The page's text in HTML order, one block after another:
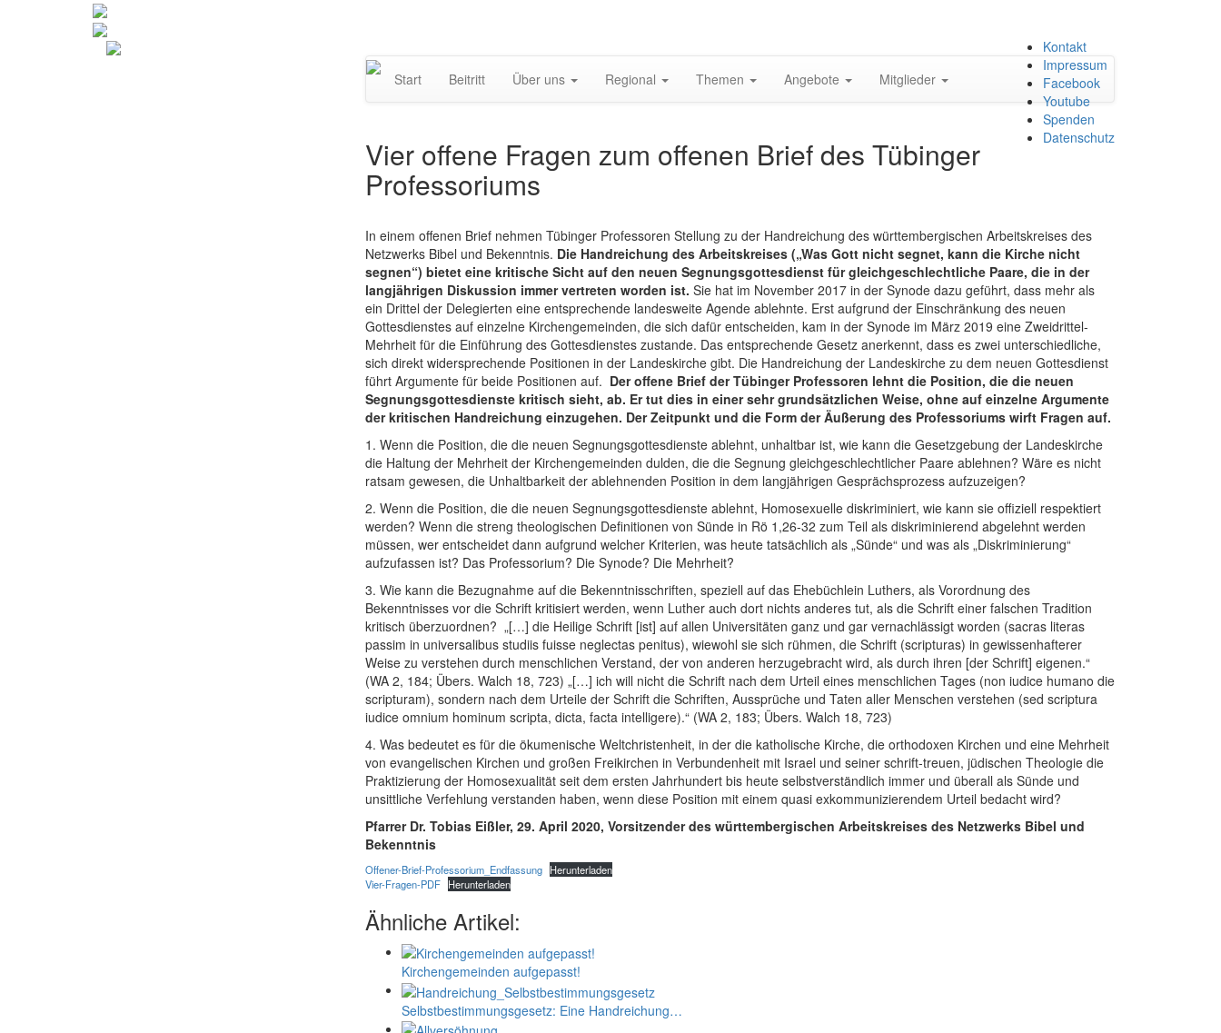
springen
Kontakt
Impressum
Facebook
Youtube
Spenden
Datenschutz
Navigation
umschalten
Start Beitritt Über uns Regional Themen Angebote Mitglieder
Vier offene Fragen zum offenen Brief des Tübinger
Professoriums
In einem offenen Brief nehmen Tübinger Professoren Stellung zu der Handreichung des württembergischen Arbeitskreises des
Netzwerks Bibel und Bekenntnis. Die Handreichung des Arbeitskreises („Was Gott nicht segnet, kann die Kirche nicht
segnen“) bietet eine kritische Sicht auf den neuen Segnungsgottesdienst für gleichgeschlechtliche Paare, die in der
langjährigen Diskussion immer vertreten worden ist. Sie hat im November 2017 in der Synode dazu geführt, dass mehr als
ein Drittel der Delegierten eine entsprechende landesweite Agende ablehnte. Erst aufgrund der Einschränkung des neuen
Gottesdienstes auf einzelne Kirchengemeinden, die sich dafür entscheiden, kam in der Synode im März 2019 eine Zweidrittel-
Mehrheit für die Einführung des Gottesdienstes zustande. Das entsprechende Gesetz anerkennt, dass es zwei unterschiedliche,
sich direkt widersprechende Positionen in der Landeskirche gibt. Die Handreichung der Landeskirche zu dem neuen Gottesdienst
führt Argumente für beide Positionen auf. Der offene Brief der Tübinger Professoren lehnt die Position, die die neuen
Segnungsgottesdienste kritisch sieht, ab. Er tut dies in einer sehr grundsätzlichen Weise, ohne auf einzelne Argumente
der kritischen Handreichung einzugehen. Der Zeitpunkt und die Form der Äußerung des Professoriums wirft Fragen auf.
1. Wenn die Position, die die neuen Segnungsgottesdienste ablehnt, unhaltbar ist, wie kann die Gesetzgebung der Landeskirche
die Haltung der Mehrheit der Kirchengemeinden dulden, die die Segnung gleichgeschlechtlicher Paare ablehnen? Wäre es nicht
ratsam gewesen, die Unhaltbarkeit der ablehnenden Position in dem langjährigen Gesprächsprozess aufzuzeigen?
2. Wenn die Position, die die neuen Segnungsgottesdienste ablehnt, Homosexuelle diskriminiert, wie kann sie offiziell respektiert
werden? Wenn die streng theologischen Definitionen von Sünde in Rö 1,26-32 zum Teil als diskriminierend abgelehnt werden
müssen, wer entscheidet dann aufgrund welcher Kriterien, was heute tatsächlich als „Sünde“ und was als „Diskriminierung“
aufzufassen ist? Das Professorium? Die Synode? Die Mehrheit?
3. Wie kann die Bezugnahme auf die Bekenntnisschriften, speziell auf das Ehebüchlein Luthers, als Vorordnung des
Bekenntnisses vor die Schrift kritisiert werden, wenn Luther auch dort nichts anderes tut, als die Schrift einer falschen Tradition
kritisch überzuordnen? „[…] die Heilige Schrift [ist] auf allen Universitäten ganz und gar vernachlässigt worden (sacras literas
passim in universalibus studiis fuisse neglectas penitus), wiewohl sie sich rühmen, die Schrift (scripturas) in gewissenhafterer
Weise zu verstehen durch menschlichen Verstand, der von anderen herzugebracht wird, als durch ihren [der Schrift] eigenen.“
(WA 2, 184; Übers. Walch 18, 723) „[…] ich will nicht die Schrift nach dem Urteil eines menschlichen Tages (non iudice humano die
scripturam), sondern nach dem Urteile der Schrift die Schriften, Aussprüche und Taten aller Menschen verstehen (sed scriptura
iudice omnium hominum scripta, dicta, facta intelligere).“ (WA 2, 183; Übers. Walch 18, 723)
4. Was bedeutet es für die ökumenische Weltchristenheit, in der die katholische Kirche, die orthodoxen Kirchen und eine Mehrheit
von evangelischen Kirchen und großen Freikirchen in Verbundenheit mit Israel und seiner schrift-treuen, jüdischen Theologie die
Praktizierung der Homosexualität seit dem ersten Jahrhundert bis heute selbstverständlich immer und überall als Sünde und
unsittliche Verfehlung verstanden haben, wenn diese Position mit einem quasi exkommunizierendem Urteil bedacht wird?
Pfarrer Dr. Tobias Eißler, 29. April 2020, Vorsitzender des württembergischen Arbeitskreises des Netzwerks Bibel und
Bekenntnis
Offener-Brief-Professorium_Endfassung Herunterladen
Vier-Fragen-PDF Herunterladen
Ähnliche Artikel:
Kirchengemeinden aufgepasst!
Selbstbestimmungs­­­­­­­gesetz: Eine Handreichung…